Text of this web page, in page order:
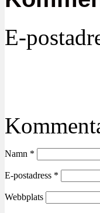
E-
Namn *
E-postadress *
Webbplats